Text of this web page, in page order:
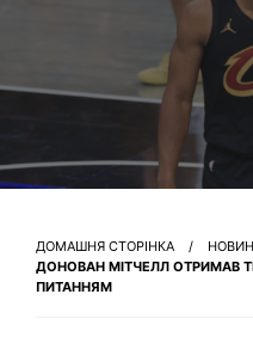
ДОМАШНЯ СТОРІНКА
ДОНОВАН МІТЧЕЛЛ ОТРИМАВ
ПИТАННЯМ